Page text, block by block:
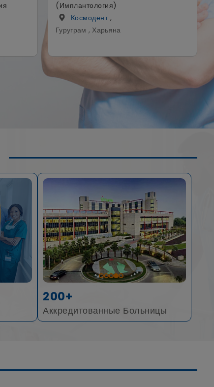
Интитут,
Гургаон , Хариана
200+
Аккредитованные Больницы